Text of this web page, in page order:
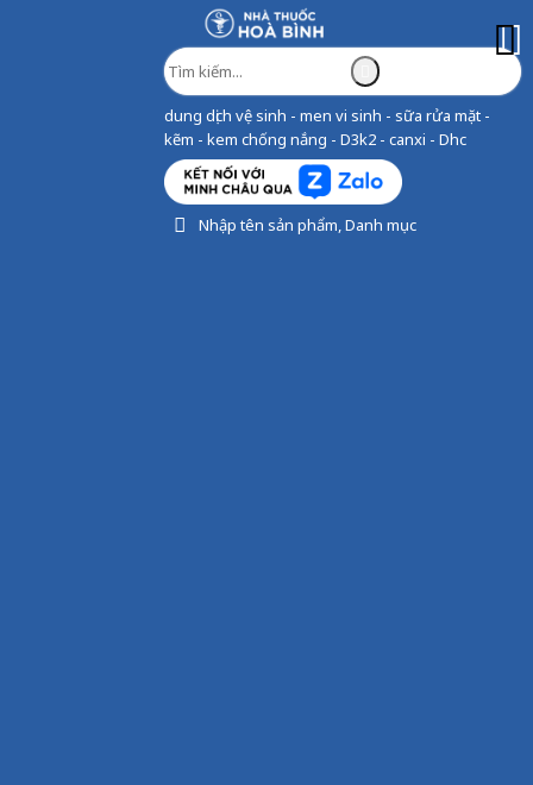
dung dịch vệ sinh - men vi sinh - sữa rửa mặt -
kẽm - kem chống nắng - D3k2 - canxi - Dhc
Nhập tên sản phẩm, Danh mục